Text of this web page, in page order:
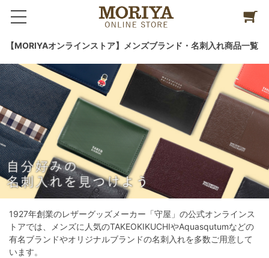
【MORIYAオンラインストア】メンズブランド・名刺入れ商品一覧
1927年創業のレザーグッズメーカー「守屋」の公式オンラインス
トアでは、メンズに人気のTAKEOKIKUCHIやAquasqutumなどの
有名ブランドやオリジナルブランドの名刺入れを多数ご用意して
います。